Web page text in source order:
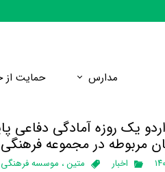
مدارس حمایت از
یک روزه آمادگی دفاعی
مربوطه در مجموعه
اخبار متین، موسسه فرهنگی